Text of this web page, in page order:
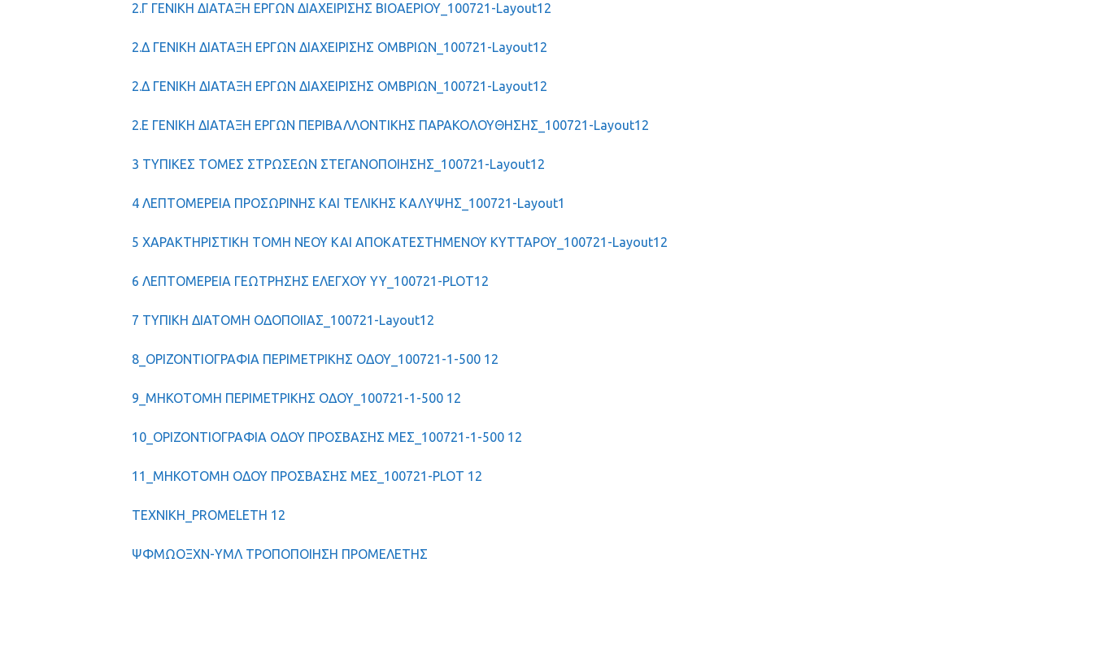
2.Γ ΓΕΝΙΚΗ ΔΙΑΤΑΞΗ ΕΡΓΩΝ ΔΙΑΧΕΙΡΙΣΗΣ ΒΙΟΑΕΡΙΟΥ_100721-Layout12
2.Δ ΓΕΝΙΚΗ ΔΙΑΤΑΞΗ ΕΡΓΩΝ ΔΙΑΧΕΙΡΙΣΗΣ ΟΜΒΡΙΩΝ_100721-Layout12
2.Δ ΓΕΝΙΚΗ ΔΙΑΤΑΞΗ ΕΡΓΩΝ ΔΙΑΧΕΙΡΙΣΗΣ ΟΜΒΡΙΩΝ_100721-Layout12
2.Ε ΓΕΝΙΚΗ ΔΙΑΤΑΞΗ ΕΡΓΩΝ ΠΕΡΙΒΑΛΛΟΝΤΙΚΗΣ ΠΑΡΑΚΟΛΟΥΘΗΣΗΣ_100721-Layout12
3 ΤΥΠΙΚΕΣ ΤΟΜΕΣ ΣΤΡΩΣΕΩΝ ΣΤΕΓΑΝΟΠΟΙΗΣΗΣ_100721-Layout12
4 ΛΕΠΤΟΜΕΡΕΙΑ ΠΡΟΣΩΡΙΝΗΣ ΚΑΙ ΤΕΛΙΚΗΣ ΚΑΛΥΨΗΣ_100721-Layout1
5 ΧΑΡΑΚΤΗΡΙΣΤΙΚΗ ΤΟΜΗ ΝΕΟΥ ΚΑΙ ΑΠΟΚΑΤΕΣΤΗΜΕΝΟΥ ΚΥΤΤΑΡΟΥ_100721-Layout12
6 ΛΕΠΤΟΜΕΡΕΙΑ ΓΕΩΤΡΗΣΗΣ ΕΛΕΓΧΟΥ ΥΥ_100721-PLOT12
7 ΤΥΠΙΚΗ ΔΙΑΤΟΜΗ ΟΔΟΠΟΙΙΑΣ_100721-Layout12
8_ΟΡΙΖΟΝΤΙΟΓΡΑΦΙΑ ΠΕΡΙΜΕΤΡΙΚΗΣ ΟΔΟΥ_100721-1-500 12
9_ΜΗΚΟΤΟΜΗ ΠΕΡΙΜΕΤΡΙΚΗΣ ΟΔΟΥ_100721-1-500 12
10_ΟΡΙΖΟΝΤΙΟΓΡΑΦΙΑ ΟΔΟΥ ΠΡΟΣΒΑΣΗΣ ΜΕΣ_100721-1-500 12
11_ΜΗΚΟΤΟΜΗ ΟΔΟΥ ΠΡΟΣΒΑΣΗΣ ΜΕΣ_100721-PLOT 12
TEXNIKH_PROMELETH 12
ΨΦΜΩΟΞΧΝ-ΥΜΛ ΤΡΟΠΟΠΟΙΗΣΗ ΠΡΟΜΕΛΕΤΗΣ